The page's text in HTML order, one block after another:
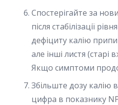
Спостерігайте за
після стабілізації
дефіциту калію
але інші листя (старі
Якщо симптоми
Збільште дозу калію
цифра в показнику